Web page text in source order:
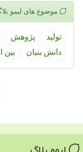
موضوع های لیمو
تولید پژوهش
دانش بنیان
بین